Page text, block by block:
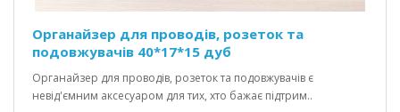
Органайзер для проводів, розеток та
подовжувачів 40*17*15 дуб
Органайзер для проводів, розеток та подовжувачів є
невід'ємним аксесуаром для тих, хто бажає підтрим..